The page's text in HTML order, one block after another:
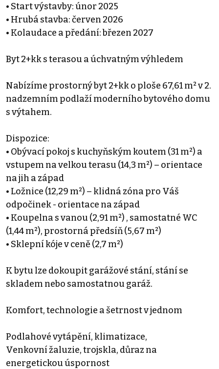
• Start výstavby: únor 2025
• Hrubá stavba: červen 2026
• Kolaudace a předání: březen 2027
Byt 2+kk s terasou a úchvatným výhledem
Nabízíme prostorný byt 2+kk o ploše 67,61 m² v 2.
nadzemním podlaží moderního bytového domu
s výtahem.
Dispozice:
• Obývací pokoj s kuchyňským koutem (31 m²) a
vstupem na velkou terasu (14,3 m²) – orientace
na jih a západ
• Ložnice (12,29 m²) – klidná zóna pro Váš
odpočinek - orientace na západ
• Koupelna s vanou (2,91 m²) , samostatné WC
(1,44 m²), prostorná předsíň (5,67 m²)
• Sklepní kóje v ceně (2,7 m²)
K bytu lze dokoupit garážové stání, stání se
skladem nebo samostatnou garáž.
Komfort, technologie a šetrnost v jednom
Podlahové vytápění, klimatizace,
Venkovní žaluzie, trojskla, důraz na
energetickou úspornost